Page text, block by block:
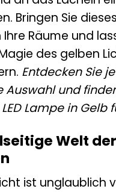
Bringen Sie
Ihre Räume und
des gelben
Entdecken Sie
Auswahl und
Lampe in Gelb
Welt der
ist unglaublich